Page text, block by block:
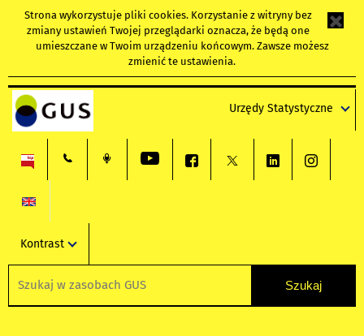
Strona wykorzystuje pliki cookies. Korzystanie z witryny bez
zmiany ustawień Twojej przeglądarki oznacza, że będą one
umieszczane w Twoim urządzeniu końcowym. Zawsze możesz
zmienić te ustawienia.
Urzędy Statystyczne
Kontrast